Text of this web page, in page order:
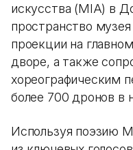
искусства (MIA) в
пространство
проекции на
дворе, а также
хореографическим
более 700 дронов в
Используя поэзию